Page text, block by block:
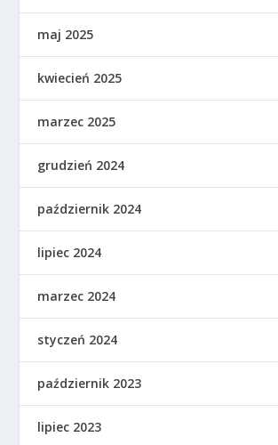
maj 2025
kwiecień 2025
marzec 2025
grudzień 2024
październik 2024
lipiec 2024
marzec 2024
styczeń 2024
październik 2023
lipiec 2023